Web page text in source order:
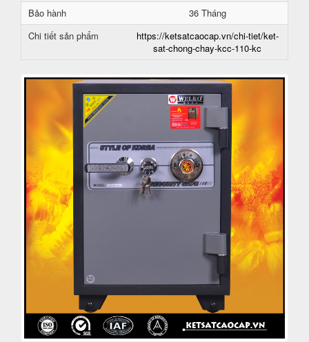
Bảo hành
36 Tháng
Chi tiết sản phẩm
https://ketsatcaocap.vn/chi-tiet/ket-
sat-chong-chay-kcc-110-kc